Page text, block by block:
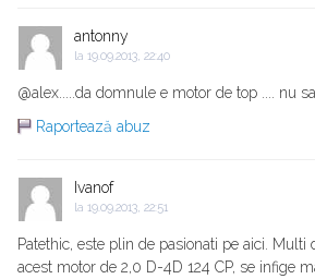
antonny
la 19.09.2013, 22:40
@alex.....da domnule e motor de top .... nu
Raportează abuz
Ivanof
la 19.09.2013, 22:51
Patethic, este plin de pasionati pe aici. Multi
acest motor de 2,0 D-4D 124 CP, se infige